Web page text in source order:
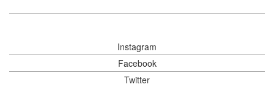
Instagram
Facebook
Twitter